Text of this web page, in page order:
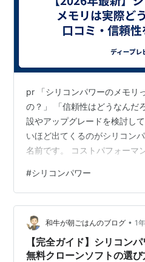
pr 「シリコンパワーのメモリ
の？」 「信頼性はどうなん
設やアップグレードを検討し
いほど出てくるのがシリコン
名前です。 コストパフォーマ
と相性が出ないか心配」とい
この記事では、シリコンパワ
口コミ・評判・信頼性・他社
トまで、ユーザー目線で徹底
る頃には「自分のPCに使って
て判断できるようになるは…
#シリコンパワー
和牛が朝ごはんのブログ • 1
【完全ガイド】シリコン
無料クローンソフトの選